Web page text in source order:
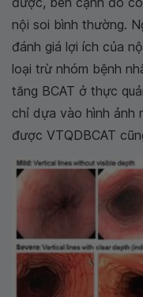
nội soi bình thường.
đánh giá lợi ích của
loại trừ nhóm bệnh
tăng BCAT ở thực
chỉ dựa vào hình ảnh
được VTQDBCAT